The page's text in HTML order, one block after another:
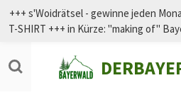
Zum
Hauptinhalt
+++ s'Woidrätsel - gewinne jeden
T-SHIRT +++ in Kürze: "making of"